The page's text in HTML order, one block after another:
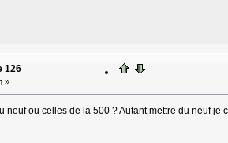
126
»
ou celles de la 500 ? Autant mettre du neuf je